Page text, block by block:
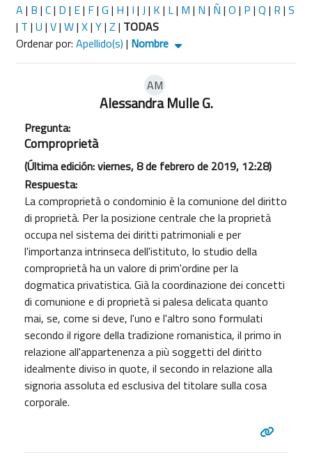
A | B | C| D | E| F| G | H | I | J | K | L| M | N | Ñ | O | P | Q | R | S
| T | U | V| W| X| Y| Z | TODAS
Actualmente ordenados Nombre (ascendente)
Ordenar por: Apellido(s) | Nombre
AM
Alessandra Mulle G.
Pregunta:
Comproprietà
(Última edición: viernes, 8 de febrero de 2019, 12:28)
Respuesta:
La comproprietà o condominio è la comunione del diritto
di proprietà. Per la posizione centrale che la proprietà
occupa nel sistema dei diritti patrimoniali e per
l'importanza intrinseca dell'istituto, lo studio della
comproprietà ha un valore di prim'ordine per la
dogmatica privatistica. Già la coordinazione dei concetti
di comunione e di proprietà si palesa delicata quanto
mai, se, come si deve, l'uno e l'altro sono formulati
secondo il rigore della tradizione romanistica, il primo in
relazione all'appartenenza a più soggetti del diritto
idealmente diviso in quote, il secondo in relazione alla
signoria assoluta ed esclusiva del titolare sulla cosa
corporale.